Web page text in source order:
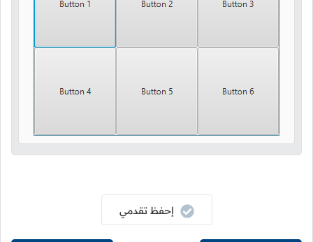
إحفظ تقدمي